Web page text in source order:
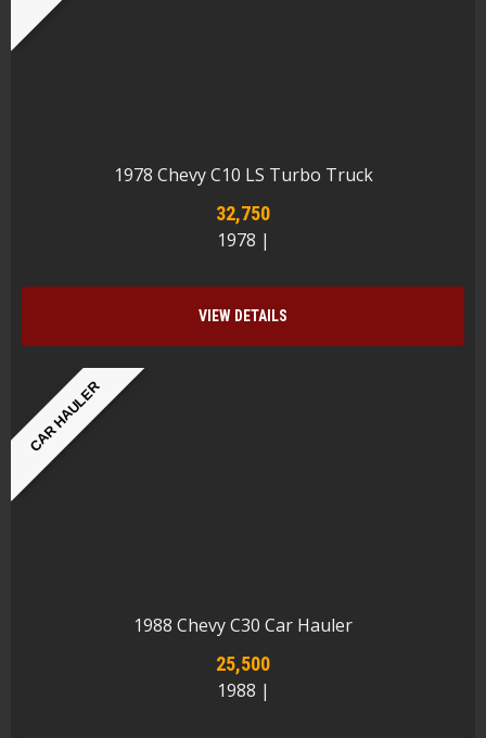
1978 Chevy C10 LS Turbo Truck
32,750
1978 |
VIEW DETAILS
CAR HAULER
1988 Chevy C30 Car Hauler
25,500
1988 |